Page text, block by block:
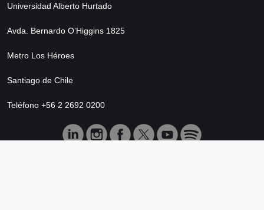
Universidad Alberto Hurtado
Avda. Bernardo O’Higgins 1825
Metro Los Héroes
Santiago de Chile
Teléfono +56 2 2692 0200